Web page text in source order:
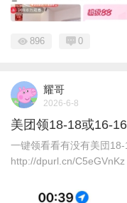
896 0
耀哥
2026-6-8
美团领18-18或16-
一键领看看有没有美団
http://dpurl.cn/